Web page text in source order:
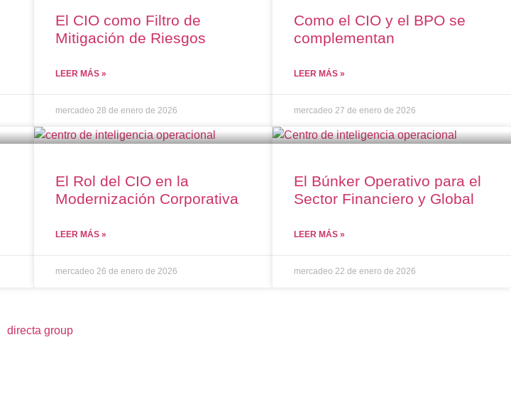
El CIO como Filtro de
Mitigación de Riesgos
LEER MÁS »
mercadeo 28 de enero de 2026
Como el CIO y el BPO se
complementan
LEER MÁS »
mercadeo 27 de enero de 2026
El Rol del CIO en la
Modernización Corporativa
LEER MÁS »
mercadeo 26 de enero de 2026
El Búnker Operativo para el
Sector Financiero y Global
LEER MÁS »
mercadeo 22 de enero de 2026